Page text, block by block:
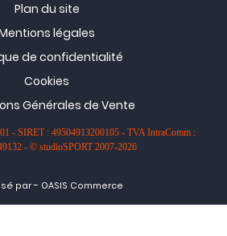
Plan du site
légales
de confidentialité
Cookies
Générales de Vente
- SIRET : 49504913200105 - TVA IntraComm :
- © studioSPORT 2007-2026
par- OASIS Commerce